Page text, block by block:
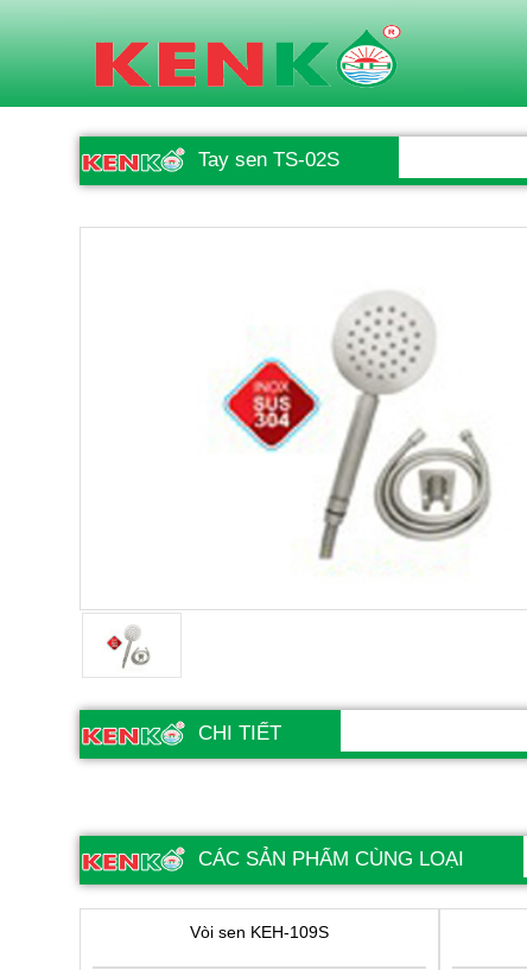
Tay sen TS-02S
CHI TIẾT
CÁC SẢN PHẨM CÙNG LOẠI
Vòi sen KEH-109S